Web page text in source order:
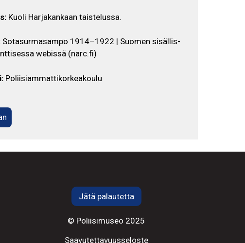
Kuoli Harjakankaan taistelussa.
Sotasurmasampo 1914–1922 | Suomen sisällis-
webissä (narc.fi)
Poliisiammattikorkeakoulu
Jätä palautetta
© Poliisimuseo 2025
Saavutettavuusseloste